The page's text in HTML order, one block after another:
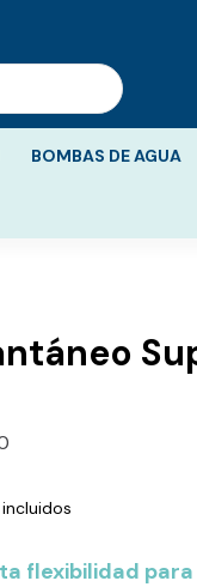
BOMBAS DE AGUA
flexibilidad